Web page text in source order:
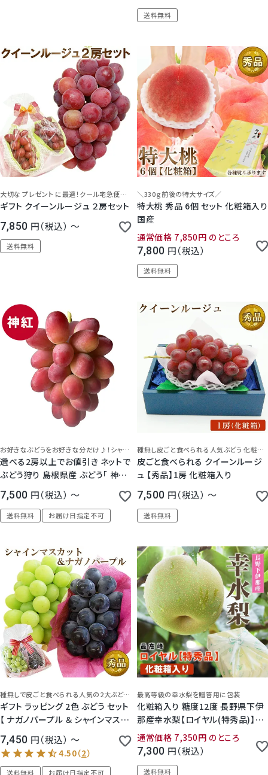
5.00（1）
5.00（4）
5.00（1）
送料無料
大切な プレゼント に最適！クール宅急便で大切にお届けします。
ギフト クイーンルージュ ２房セット
7,850 税込 〜
送料無料
＼330ｇ前後の特大サイズ／
特大桃 秀品 6個 セット 化粧箱入り
国産
通常価格 7,850 のところ
7,800 税込
送料無料
お好きなぶどうをお好きな分だけ♪！シャインマスカットとベニラードの掛け合わせから生まれた、高糖度ぶどう。 お供え 法事 法要 にも最適です。
選べる2房以上でお値引き ネットで
ぶどう狩り 島根県産 ぶどう「 神紅
しんく 」 1房 ダンボール入 種無し
皮ごと食べられる
7,500 税込 〜
送料無料 お届け日指定不可
種無し皮ごと食べられる人気ぶどう 化粧箱入り
皮ごと食べられる クイーンルージ
ュ 【秀品】1房 化粧箱入り
7,500 税込 〜
送料無料
種無しで皮ごと食べられる人気の2大ぶどうをラッピング♪豪華で可愛らしい秋の贈り物
ギフト ラッピング 2色 ぶどう セット
【 ナガノパープル ＆ シャインマスカ
ット 】 種なし 皮ごと
7,450 税込 〜
送料無料 お届け日指定不可
最高等級の幸水梨を贈答用に包装
化粧箱入り 糖度12度 長野県下伊
那産幸水梨【ロイヤル(特秀品)】6
個（合計2キロ以上）
通常価格 7,350 のところ
7,300 税込
送料無料